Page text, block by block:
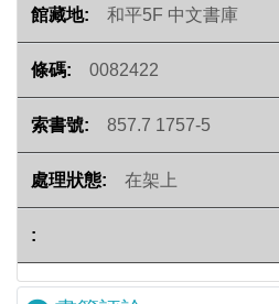
和平5F 中文書庫
0082422
857.7 1757-5
在架上